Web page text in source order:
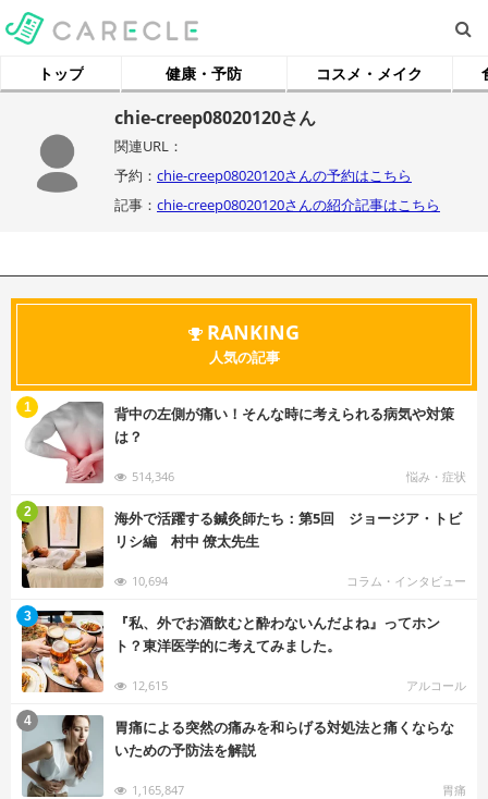
トップ 健康・予防 コスメ・メイク
chie-creep08020120さん
関連URL：
予約： chie-creep08020120さんの予約はこちら
記事： chie-creep08020120さんの紹介記事はこちら
RANKING
人気の記事
背中の左側が痛い！そんな時に考えられる病気や対策
は？
514,346 悩み・症状
1
海外で活躍する鍼灸師たち：第5回 ジョージア・トビ
リシ編 村中 僚太先生
10,694 コラム・インタビュー
2
『私、外でお酒飲むと酔わないんだよね』ってホン
ト？東洋医学的に考えてみました。
12,615 アルコール
3
胃痛による突然の痛みを和らげる対処法と痛くならな
いための予防法を解説
1,165,847 胃痛
4